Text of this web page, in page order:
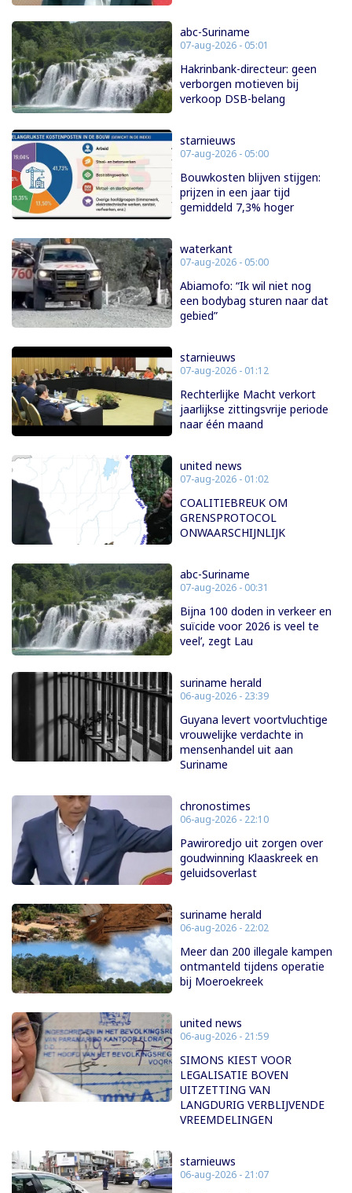
abc-Suriname
07-aug-2026 - 05:01
Hakrinbank-directeur: geen
verborgen motieven bij
verkoop DSB-belang
starnieuws
07-aug-2026 - 05:00
Bouwkosten blijven stijgen:
prijzen in een jaar tijd
gemiddeld 7,3% hoger
waterkant
07-aug-2026 - 05:00
Abiamofo: “Ik wil niet nog
een bodybag sturen naar dat
gebied”
starnieuws
07-aug-2026 - 01:12
Rechterlijke Macht verkort
jaarlijkse zittingsvrije periode
naar één maand
united news
07-aug-2026 - 01:02
COALITIEBREUK OM
GRENSPROTOCOL
ONWAARSCHIJNLIJK
abc-Suriname
07-aug-2026 - 00:31
Bijna 100 doden in verkeer en
suïcide voor 2026 is veel te
veel’, zegt Lau
suriname herald
06-aug-2026 - 23:39
Guyana levert voortvluchtige
vrouwelijke verdachte in
mensenhandel uit aan
Suriname
chronostimes
06-aug-2026 - 22:10
Pawiroredjo uit zorgen over
goudwinning Klaaskreek en
geluidsoverlast
suriname herald
06-aug-2026 - 22:02
Meer dan 200 illegale kampen
ontmanteld tijdens operatie
bij Moeroekreek
united news
06-aug-2026 - 21:59
SIMONS KIEST VOOR
LEGALISATIE BOVEN
UITZETTING VAN
LANGDURIG VERBLIJVENDE
VREEMDELINGEN
starnieuws
06-aug-2026 - 21:07